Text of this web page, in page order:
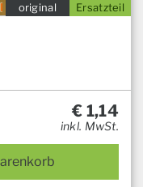
Ersatzteil
original
€ 1,14
inkl. MwSt.